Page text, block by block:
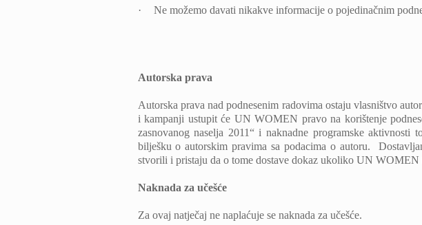
· Ne možemo davati nikakve informacije o pojedinačnim
Autorska prava
Autorska prava nad podnesenim radovima ostaju vlasništvo
i kampanji ustupit će UN WOMEN pravo na korištenje
zasnovanog naselja 2011“ i naknadne programske
bilješku o autorskim pravima sa podacima o autoru.
stvorili i pristaju da o tome dostave dokaz ukoliko UN WOMEN
Naknada za učešće
Za ovaj natječaj ne naplaćuje se naknada za učešće.